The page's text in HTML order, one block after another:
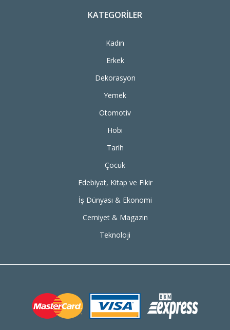
KATEGORILER
Kadın
Erkek
Dekorasyon
Yemek
Otomotiv
Hobi
Tarih
Çocuk
Edebiyat, Kitap ve Fikir
İş Dünyası & Ekonomi
Cemiyet & Magazin
Teknoloji